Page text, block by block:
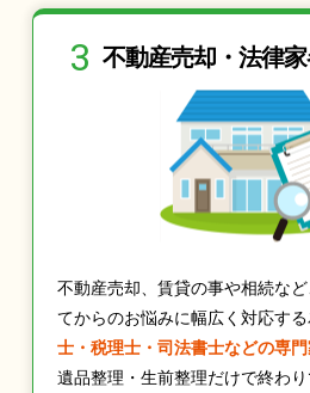
3 不動産売却・法律家
不動産売却、賃貸の事や相続な
てからのお悩みに幅広く対応する
士・税理士・司法書士などの専門
遺品整理・生前整理だけで終わ